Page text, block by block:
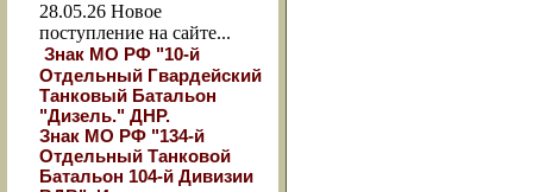
28.05.26 Новое
поступление на сайте...
Знак МО РФ "10-й
Отдельный Гвардейский
Танковый Батальон
"Дизель." ДНР.
Знак МО РФ "134-й
Отдельный Танковой
Батальон 104-й Дивизии